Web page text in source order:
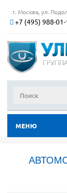
г. Москва, ул.
+7 (495) 988-
МЕНЮ